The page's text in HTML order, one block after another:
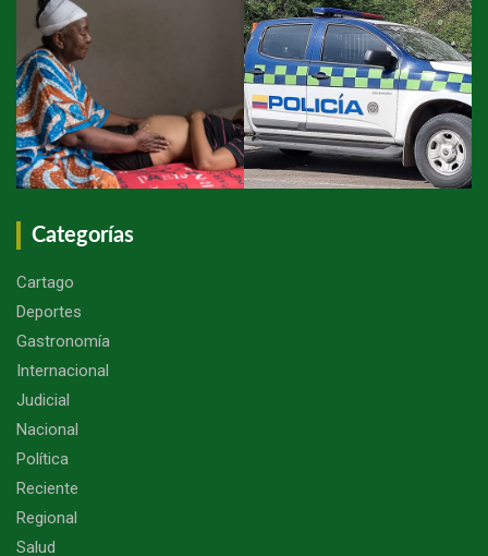
Categorías
Cartago
Deportes
Gastronomía
Internacional
Judicial
Nacional
Política
Reciente
Regional
Salud